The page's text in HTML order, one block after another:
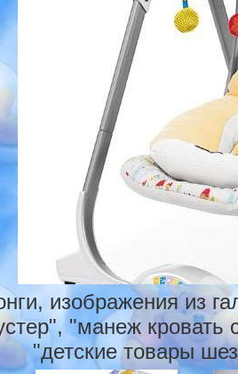
изображения из
"манеж кровать
"детские товары